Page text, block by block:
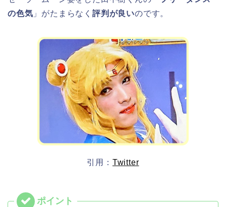
の色気 」がたまらなく評判が良いのです。
引用： Twitter